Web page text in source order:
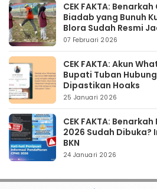
CEK FAKTA:
Biadab yang Bunuh
Blora Sudah Resmi
07 Februari 2026
CEK FAKTA: Akun
Bupati Tuban
Dipastikan Hoaks
25 Januari 2026
CEK FAKTA:
2026 Sudah Dibuka?
BKN
24 Januari 2026